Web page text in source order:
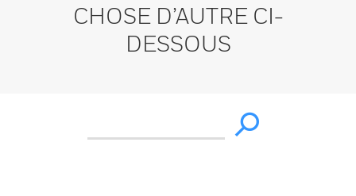
CHOSE D’AUTRE CI-
DESSOUS